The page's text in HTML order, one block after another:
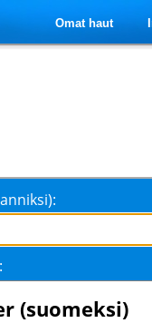
Omat haut
(suomeksi)